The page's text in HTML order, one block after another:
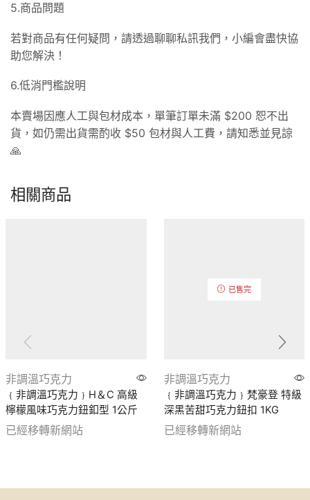
5.商品問題
若對商品有任何疑問，請透過聊聊私訊我們，小編會盡快協
助您解決！
6.低消門檻說明
本賣場因應人工與包材成本，單筆訂單未滿 $200 恕不出
貨，如仍需出貨需酌收 $50 包材與人工費，請知悉並見諒
🙏
相關商品
非調溫巧克力
﹛非調溫巧克力﹜H＆C 高級
檸檬風味巧克力鈕釦型 1公斤
已經移轉新網站
已售完
非調溫巧克力
﹛非調溫巧克力﹜梵豪登 特級
深黑苦甜巧克力鈕扣 1KG
已經移轉新網站